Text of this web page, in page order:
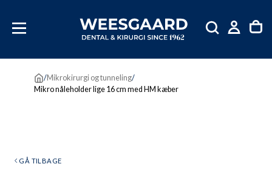
INDHOLD
/Mikrokirurgi og tunneling/
Mikro nåleholder lige 16 cm med HM kæber
GÅ TILBAGE